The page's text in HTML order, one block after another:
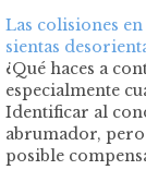
Las colisiones
sientas
¿Qué haces a
especialmente
Identificar al
abrumador,
posible